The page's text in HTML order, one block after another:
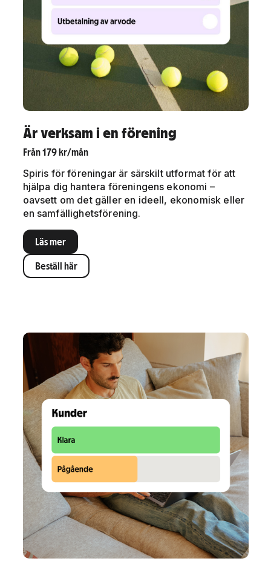
Är verksam i en förening
Från 179 kr/mån
Spiris för föreningar är särskilt utformat för att
hjälpa dig hantera föreningens ekonomi –
oavsett om det gäller en ideell, ekonomisk eller
en samfällighetsförening.
Läs mer
Beställ här